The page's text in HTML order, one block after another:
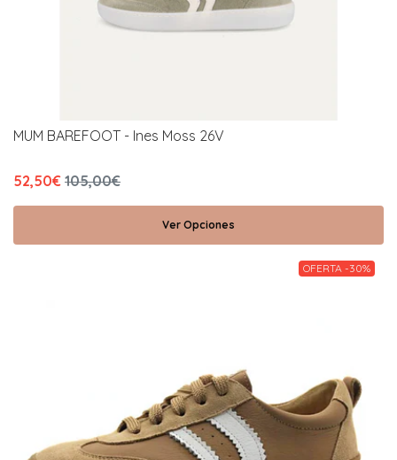
MUM BAREFOOT - Ines Moss 26V
52,50€ 105,00€
Ver Opciones
OFERTA -30%